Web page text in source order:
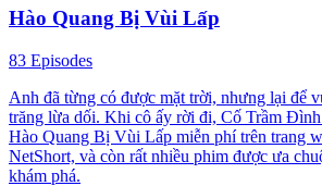
Hào Quang Bị Vùi Lấp
83 Episodes
Anh đã từng có được mặt trời, nhưng lại để
trăng lừa dối. Khi cô ấy rời đi, Cố Trầm
Hào Quang Bị Vùi Lấp miễn phí trên trang
NetShort, và còn rất nhiều phim được ưa
khám phá.